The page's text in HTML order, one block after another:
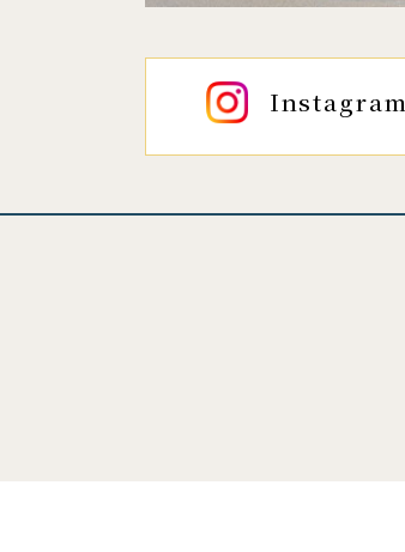
Instagram